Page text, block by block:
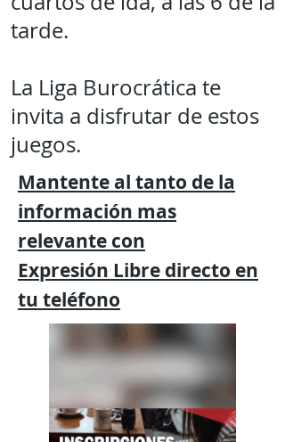
tarde.
La Liga Burocrática te
invita a disfrutar de estos
juegos.
Mantente al tanto de la
información mas
relevante con
Expresión Libre directo en
tu teléfono